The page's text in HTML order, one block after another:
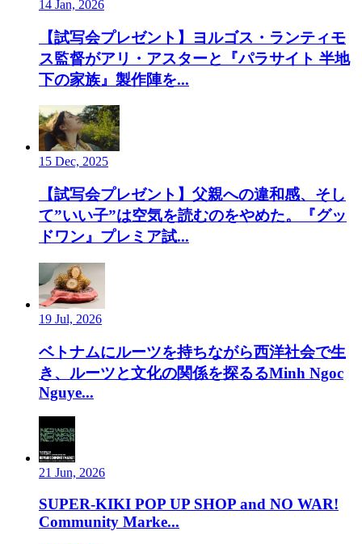
14 Jan, 2026
【試写会プレゼント】ヨルゴス・ランティモ
ス監督がアリ・アスターと『パラサイト 半地
下の家族』製作陣を...
15 Dec, 2025
【試写会プレゼント】父親への違和感、そし
て”いい子”は空気を読むのをやめた。『グッ
ドワン』プレミア試...
19 Jul, 2026
ベトナムにルーツを持ちながら西洋社会で生
き、ルーツと文化の関係を探るるMinh Ngoc
Nguye...
21 Jun, 2026
SUPER-KIKI POP UP SHOP and NO WAR!
Community Marke...